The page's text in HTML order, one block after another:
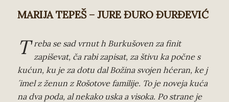
MARIJA TEPEŠ – JURE ĐURO ĐURĐEVIĆ
T reba se sad vrnut h Burkušoven za finit
zapiševat, ča rabi zapisat, za štivu ka počne s
kućun, ku je za dotu dal Božina svojen hćeran, ke j
´imel z ženun z Rošotove familije. To je noveja kuća
na dva poda, al nekako uska a visoka. Po strane je